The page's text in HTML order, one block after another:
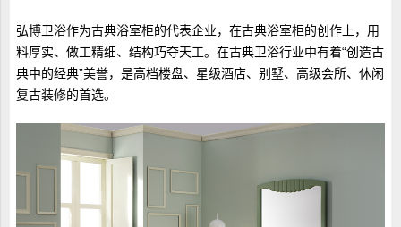
弘博卫浴作为古典浴室柜的代表企业，在古典浴室柜的创作上，用
料厚实、做工精细、结构巧夺天工。在古典卫浴行业中有着“创造古
典中的经典”美誉，是高档楼盘、星级酒店、别墅、高级会所、休闲
复古装修的首选。